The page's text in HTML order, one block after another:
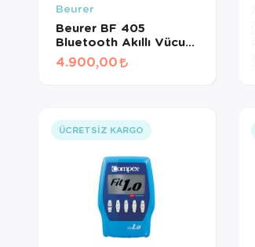
Beurer
Beurer BF 405
Bluetooth Akıllı Vücut
Analiz Baskülü – 200
kg Kapasiteli Dijital Yağ
4.900,00
ÜCRETSIZ KARGO